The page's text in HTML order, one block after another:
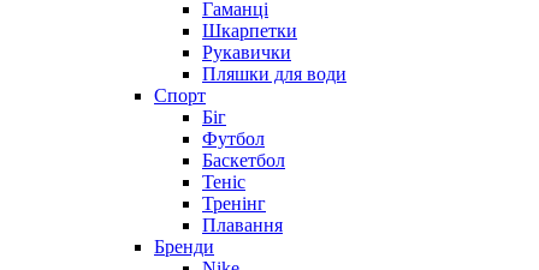
Гаманці
Шкарпетки
Рукавички
Пляшки для води
Спорт
Біг
Футбол
Баскетбол
Теніс
Тренінг
Плавання
Бренди